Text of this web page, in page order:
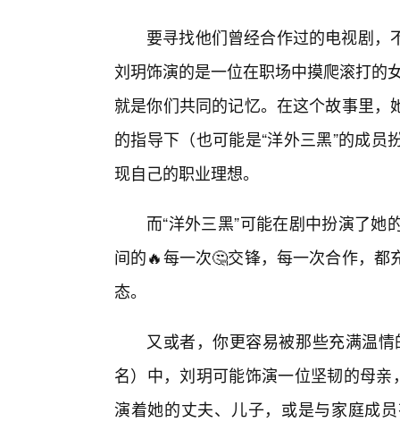
要寻找他们曾经合作过的电视剧
刘玥饰演的是一位在职场中摸爬滚打的
就是你们共同的记忆。在这个故事里
的指导下（也可能是“洋外三黑”的成
现自己的职业理想。
而“洋外三黑”可能在剧中扮演了
间的🔥每一次🤔交锋，每一次合作，
态。
又或者，你更容易被那些充满温
名）中，刘玥可能饰演一位坚韧的母
演着她的丈夫、儿子，或是与家庭成